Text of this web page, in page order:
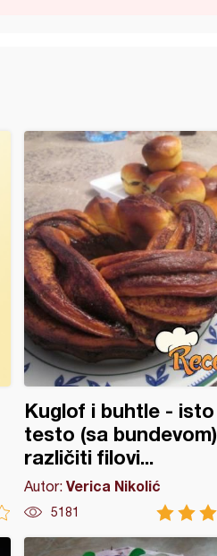
Kuglof i buhtle - isto
testo (sa
različiti filovi...
Autor: Verica Nikolić
5181